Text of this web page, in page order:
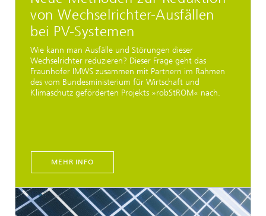
von Wechselrichter-Ausfällen
bei PV-Systemen
Wie kann man Ausfälle und Störungen dieser
Wechselrichter reduzieren? Dieser Frage geht das
Fraunhofer IMWS zusammen mit Partnern im Rahmen
des vom Bundesministerium für Wirtschaft und
Klimaschutz geförderten Projekts »robStROM« nach.
MEHR INFO